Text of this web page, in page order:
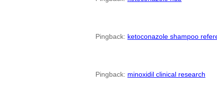
Pingback: ketoconazole shampoo
Pingback: minoxidil clinical research